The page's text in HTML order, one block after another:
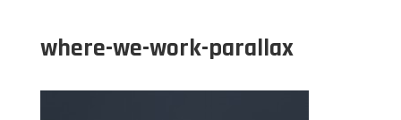
where-we-work-parallax